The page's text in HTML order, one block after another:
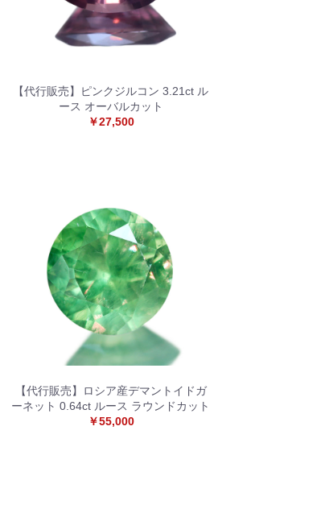
【代行販売】ピンクジルコン 3.21ct ル
ース オーバルカット
￥27,500
【代行販売】ロシア産デマントイドガ
ーネット 0.64ct ルース ラウンドカット
￥55,000